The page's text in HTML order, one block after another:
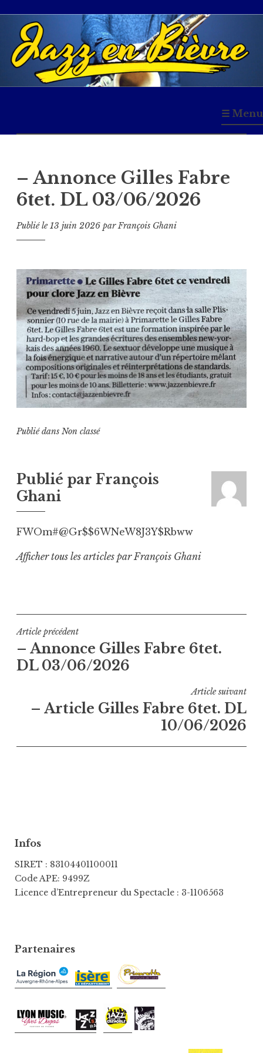
Accéder
contenu
principal
☰ Menu
– Annonce Gilles Fabre
6tet. DL 03/06/2026
Publié le13 juin 2026 parFrançois Ghani
Publié dans Non classé
Publié par François
Ghani
FWOm#@Gr$$6WNeW8J3Y$Rbww
Afficher tous les articles par François Ghani
Navigation
de
l’article
Article précédent
– Annonce Gilles Fabre 6tet.
DL 03/06/2026
Article suivant
– Article Gilles Fabre 6tet. DL
10/06/2026
Infos
SIRET : 83104401100011
Code APE: 9499Z
Licence d’Entrepreneur du Spectacle : 3-1106563
Partenaires